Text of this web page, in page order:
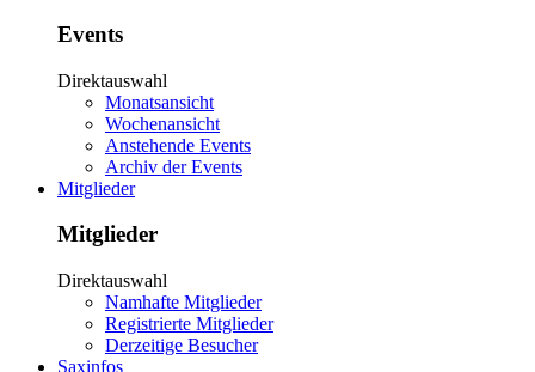
Events
Direktauswahl
Monatsansicht
Wochenansicht
Anstehende Events
Archiv der Events
Mitglieder
Mitglieder
Direktauswahl
Namhafte Mitglieder
Registrierte Mitglieder
Derzeitige Besucher
Saxinfos